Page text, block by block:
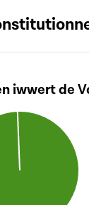
iwwert de